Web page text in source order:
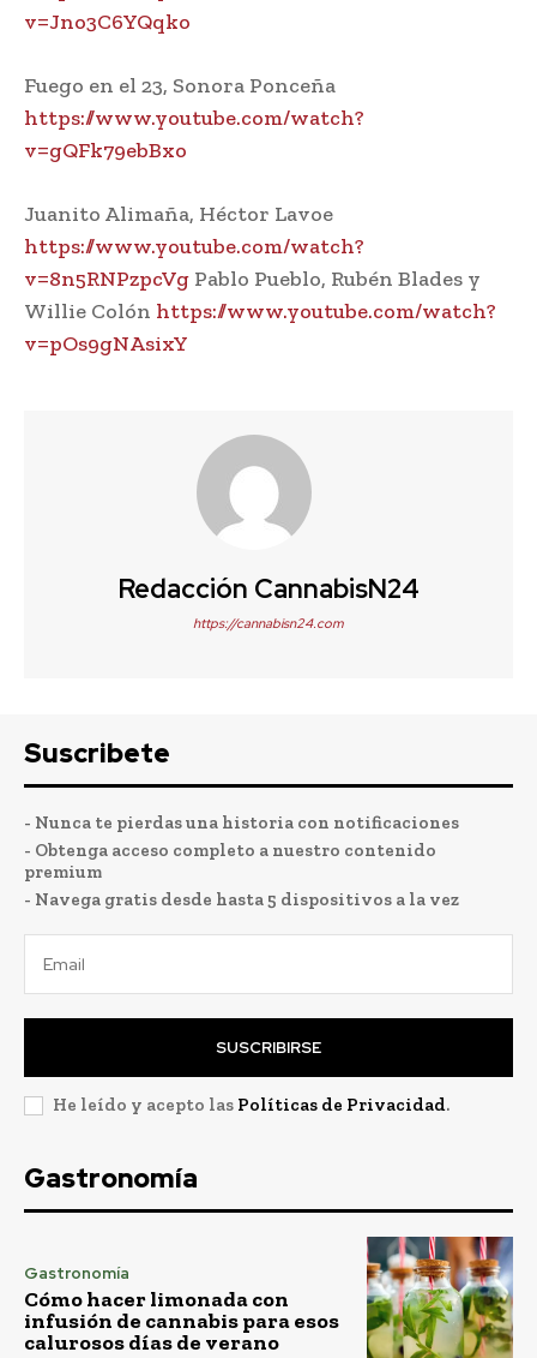
v=Jno3C6YQqko
Fuego en el 23, Sonora Ponceña
https://www.youtube.com/watch?
v=gQFk79ebBxo
Juanito Alimaña, Héctor Lavoe
https://www.youtube.com/watch?
v=8n5RNPzpcVg Pablo Pueblo, Rubén Blades y
Willie Colón https://www.youtube.com/watch?
v=pOs9gNAsixY
Redacción CannabisN24
https://cannabisn24.com
Suscribete
- Nunca te pierdas una historia con notificaciones
- Obtenga acceso completo a nuestro contenido
premium
- Navega gratis desde hasta 5 dispositivos a la vez
SUSCRIBIRSE
He leído y acepto las Políticas de Privacidad.
Gastronomía
Gastronomía
Cómo hacer limonada con
infusión de cannabis para esos
calurosos días de verano